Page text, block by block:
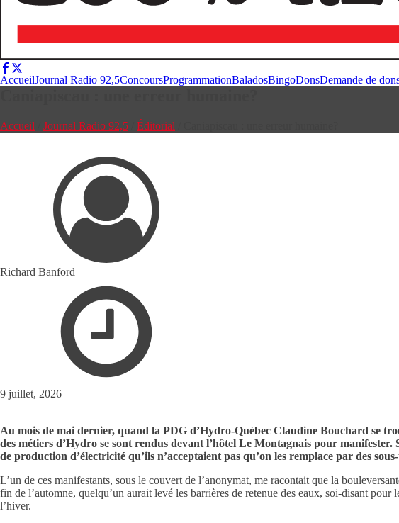
AccueilJournal Radio 92,5ConcoursProgrammationBaladosBingoDonsDemande de
Accueil Journal Radio 92,5 Éditorial
Richard Banford
9 juillet, 2026
Au mois de mai dernier, quand la PDG d’Hydro-Québec Claudine Bouchard se
des métiers d’Hydro se sont rendus devant l’hôtel Le Montagnais pour
de production d’électricité qu’ils n’acceptaient pas qu’on les remplace par des
L’un de ces manifestants, sous le couvert de l’anonymat, me racontait que la
fin de l’automne, quelqu’un aurait levé les barrières de retenue des eaux, soi-disant
l’hiver.